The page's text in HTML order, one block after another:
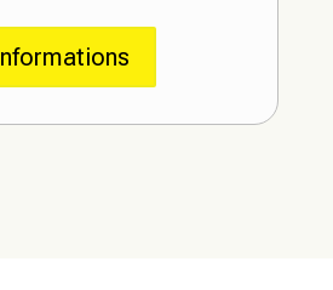
Informations